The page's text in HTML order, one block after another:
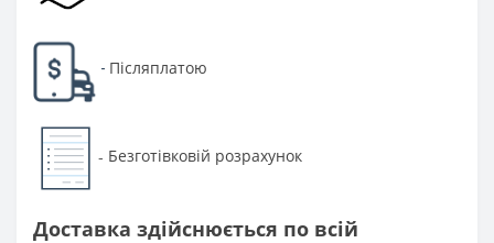
- Післяплатою
- Безготівковій розрахунок
Доставка здійснюється по всій